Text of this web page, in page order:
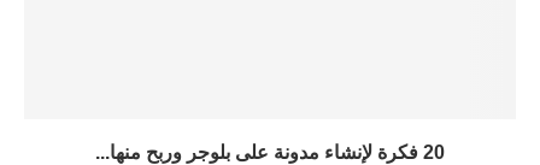
20 فكرة لإنشاء مدونة على بلوجر وربح منها...